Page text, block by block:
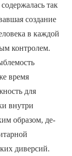
так
создание
в каждой
контролем.
время
для
внутри
образом, де-
диверсий.